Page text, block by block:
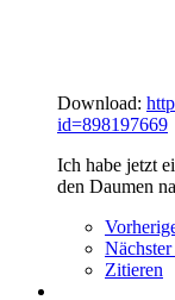
Download:
id=898197669
Ich habe jetzt
den Daumen
Zitieren